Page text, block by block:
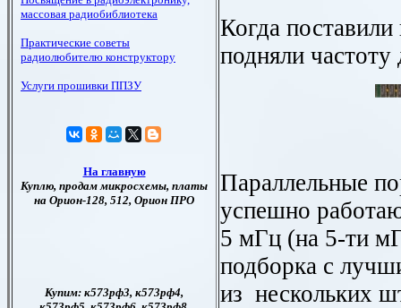
Когда
подняли
Параллельные
успешно
5 мГц (на 5-ти
подборка с
из нескольких